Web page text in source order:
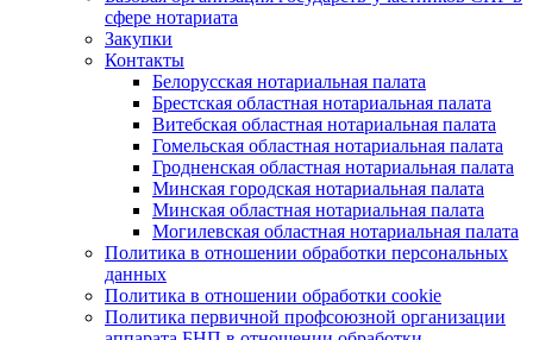
сфере нотариата
Закупки
Контакты
Белорусская нотариальная палата
Брестская областная нотариальная палата
Витебская областная нотариальная палата
Гомельская областная нотариальная палата
Гродненская областная нотариальная палата
Минская городская нотариальная палата
Минская областная нотариальная палата
Могилевская областная нотариальная палата
Политика в отношении обработки персональных
данных
Политика в отношении обработки cookie
Политика первичной профсоюзной организации